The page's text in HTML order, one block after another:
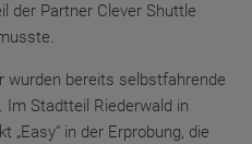
der Partner Clever Shuttle
wurden bereits selbstfahrende
Stadtteil Riederwald in
„Easy“ in der Erprobung, die